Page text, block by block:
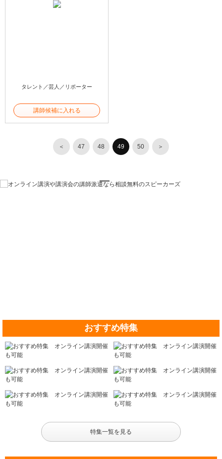
タレント／芸人／リポーター
講師候補に入れる
＜ 47 48 49 50 ＞
おすすめ特集
特集一覧を見る